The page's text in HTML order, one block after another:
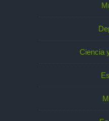
Ciencia